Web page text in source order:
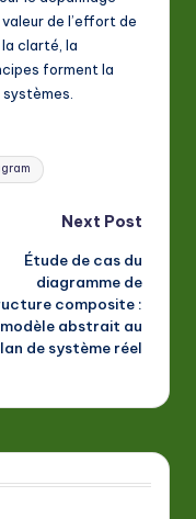
de l’effort de
clarté, la
forment la
Next Post
Étude de cas du
diagramme de
composite :
abstrait au
de système réel